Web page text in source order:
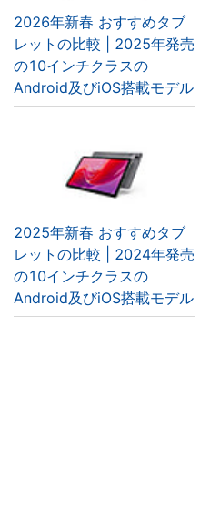
2026年新春 おすすめタブ
レットの比較 | 2025年発売
の10インチクラスの
Android及びiOS搭載モデル
2025年新春 おすすめタブ
レットの比較 | 2024年発売
の10インチクラスの
Android及びiOS搭載モデル